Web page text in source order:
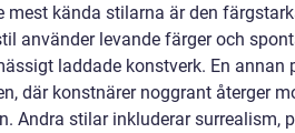
mest kända stilarna är den
använder levande färger och
laddade konstverk. En annan
där konstnärer noggrant återger
Andra stilar inkluderar surrealism,